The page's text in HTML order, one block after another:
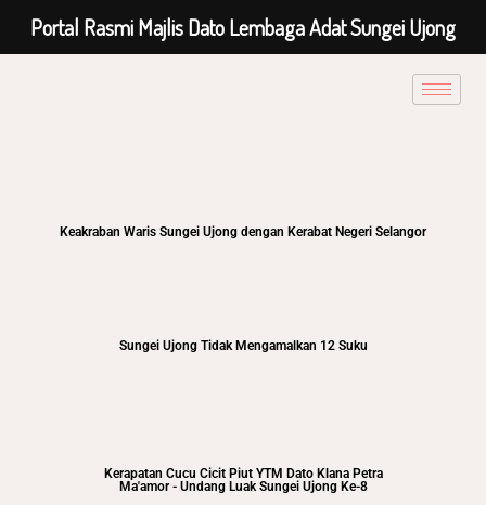
Keakraban Waris Sungei Ujong dengan Kerabat Negeri Selangor
Sungei Ujong Tidak Mengamalkan 12 Suku
Kerapatan Cucu Cicit Piut YTM Dato Klana Petra
Ma'amor - Undang Luak Sungei Ujong Ke-8
Portal Rasmi Majlis Dato Lembaga Adat Sungei Ujong